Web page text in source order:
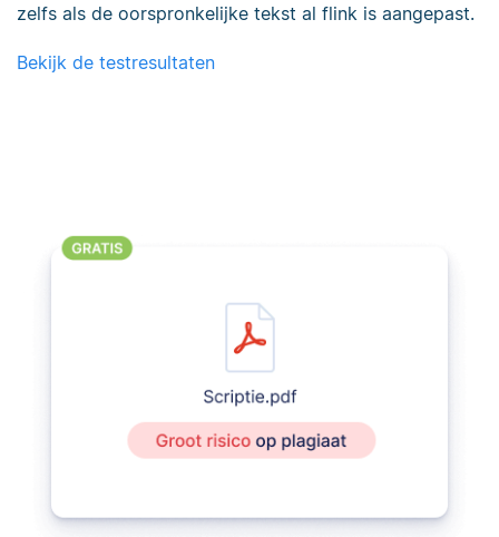
zelfs als de oorspronkelijke tekst al flink is aangepast.
Bekijk de testresultaten